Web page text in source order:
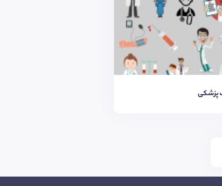
پزشکی